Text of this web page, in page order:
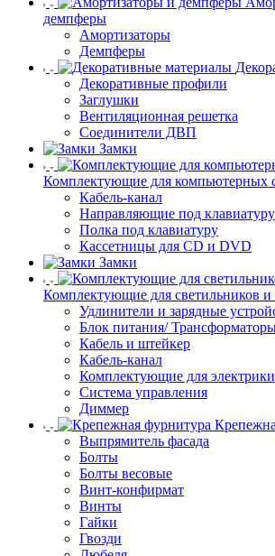
демпферы
Амортизаторы
Демпферы
Декоративные профили
Заглушки
Вентиляционная решетка
Соединители ДВП
Замки
Комплектующие для компьютерных
Кабель-канал
Направляющие под клавиатуру
Полка под клавиатуру
Кассетницы для CD и DVD
Замки
Комплектующие для светильников и
Удлинители и зарядные
Блок питания/
Кабель и штейкер
Кабель-канал
Комплектующие для электрики
Система управления
Диммер
Выпрямитель фасада
Болты
Болты весовые
Винт-конфирмат
Винты
Гайки
Гвозди